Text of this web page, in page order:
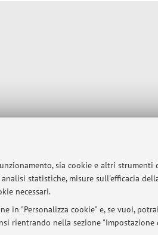
sia cookie e altri
statistiche, misure sull'efficacia
necessari.
in "Personalizza cookie" e, se vuoi,
rientrando nella sezione "Impostazione